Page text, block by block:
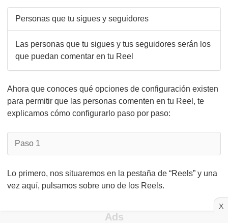
Personas que tu sigues y seguidores
Las personas que tu sigues y tus seguidores serán los
que puedan comentar en tu Reel
Ahora que conoces qué opciones de configuración existen
para permitir que las personas comenten en tu Reel, te
explicamos cómo configurarlo paso por paso:
Paso 1
Lo primero, nos situaremos en la pestaña de “Reels” y una
vez aquí, pulsamos sobre uno de los Reels.
X